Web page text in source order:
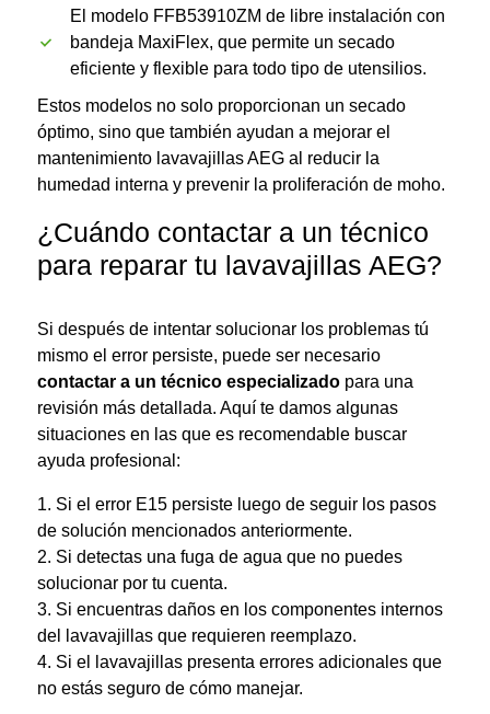
El modelo FFB53910ZM de libre instalación con
bandeja MaxiFlex, que permite un secado
eficiente y flexible para todo tipo de utensilios.
Estos modelos no solo proporcionan un secado
óptimo, sino que también ayudan a mejorar el
mantenimiento lavavajillas AEG al reducir la
humedad interna y prevenir la proliferación de moho.
¿Cuándo contactar a un técnico
para reparar tu lavavajillas AEG?
Si después de intentar solucionar los problemas tú
mismo el error persiste, puede ser necesario
contactar a un técnico especializadopara una
revisión más detallada. Aquí te damos algunas
situaciones en las que es recomendable buscar
ayuda profesional:
1. Si el error E15 persiste luego de seguir los pasos
de solución mencionados anteriormente.
2. Si detectas una fuga de agua que no puedes
solucionar por tu cuenta.
3. Si encuentras daños en los componentes internos
del lavavajillas que requieren reemplazo.
4. Si el lavavajillas presenta errores adicionales que
no estás seguro de cómo manejar.